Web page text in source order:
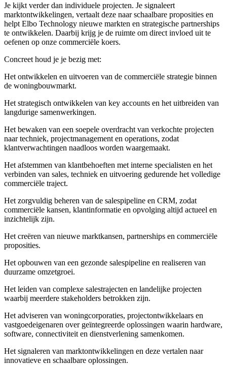
Je kijkt verder dan individuele projecten. Je signaleert
marktontwikkelingen, vertaalt deze naar schaalbare proposities en
helpt Elbo Technology nieuwe markten en strategische partnerships
te ontwikkelen. Daarbij krijg je de ruimte om direct invloed uit te
oefenen op onze commerciële koers.
Concreet houd je je bezig met:
Het ontwikkelen en uitvoeren van de commerciële strategie binnen
de woningbouwmarkt.
Het strategisch ontwikkelen van key accounts en het uitbreiden van
langdurige samenwerkingen.
Het bewaken van een soepele overdracht van verkochte projecten
naar techniek, projectmanagement en operations, zodat
klantverwachtingen naadloos worden waargemaakt.
Het afstemmen van klantbehoeften met interne specialisten en het
verbinden van sales, techniek en uitvoering gedurende het volledige
commerciële traject.
Het zorgvuldig beheren van de salespipeline en CRM, zodat
commerciële kansen, klantinformatie en opvolging altijd actueel en
inzichtelijk zijn.
Het creëren van nieuwe marktkansen, partnerships en commerciële
proposities.
Het opbouwen van een gezonde salespipeline en realiseren van
duurzame omzetgroei.
Het leiden van complexe salestrajecten en landelijke projecten
waarbij meerdere stakeholders betrokken zijn.
Het adviseren van woningcorporaties, projectontwikkelaars en
vastgoedeigenaren over geïntegreerde oplossingen waarin hardware,
software, connectiviteit en dienstverlening samenkomen.
Het signaleren van marktontwikkelingen en deze vertalen naar
innovatieve en schaalbare oplossingen.